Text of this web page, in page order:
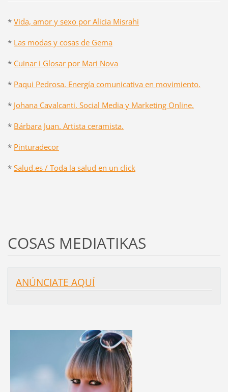
* Vida, amor y sexo por Alicia Misrahi
* Las modas y cosas de Gema
* Cuinar i Glosar por Mari Nova
* Paqui Pedrosa. Energía comunicativa en movimiento.
* Johana Cavalcanti. Social Media y Marketing Online.
* Bárbara Juan. Artista ceramista.
* Pinturadecor
* Salud.es / Toda la salud en un click
COSAS MEDIATIKAS
ANÚNCIATE AQUÍ